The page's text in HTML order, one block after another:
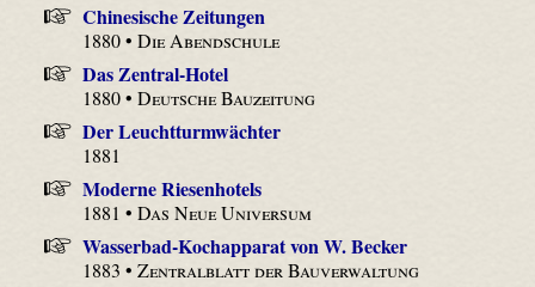
Chinesische Zeitungen
1880 •Die Abendschule
Das Zentral-Hotel
1880 •Deutsche Bauzeitung
Der Leuchtturmwächter
1881
Moderne Riesenhotels
1881 •Das Neue Universum
Wasserbad-Kochapparat von W. Becker
1883 •Zentralblatt der Bauverwaltung